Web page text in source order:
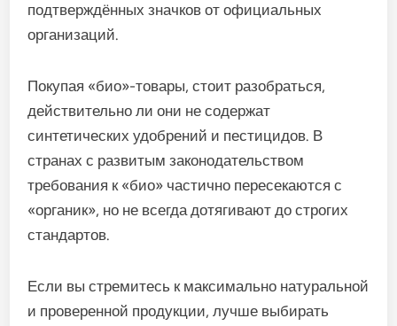
подтверждённых значков от официальных
организаций.
Покупая «био»-товары, стоит разобраться,
действительно ли они не содержат
синтетических удобрений и пестицидов. В
странах с развитым законодательством
требования к «био» частично пересекаются с
«органик», но не всегда дотягивают до строгих
стандартов.
Если вы стремитесь к максимально натуральной
и проверенной продукции, лучше выбирать